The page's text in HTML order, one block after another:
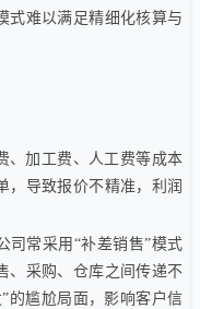
式难以满足精细化核算与
、加工费、人工费等成本
，导致报价不精准，利润
司常采用“补差销售”模式
、采购、仓库之间传递不
的尴尬局面，影响客户信